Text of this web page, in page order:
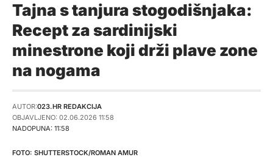
Tajna s tanjura stogodišnjaka:
Recept za sardinijski
minestrone koji drži plave zone
na nogama
NADOPUNA: 11:58
AUTOR:023.HR REDAKCIJA
OBJAVLJENO: 02.06.2026 11:58
SHUTTERSTOCK/ROMAN AMUR